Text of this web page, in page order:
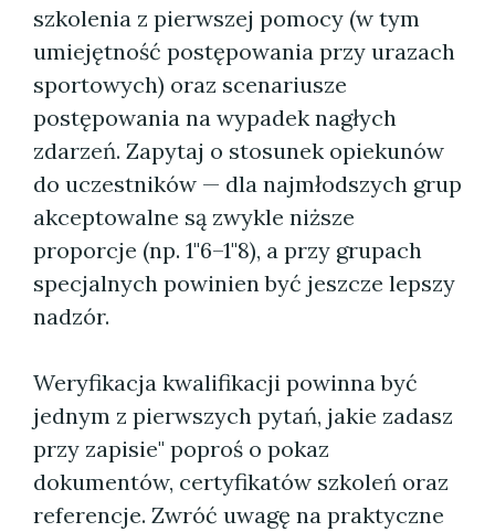
szkolenia z pierwszej pomocy (w tym
umiejętność postępowania przy urazach
sportowych) oraz scenariusze
postępowania na wypadek nagłych
zdarzeń. Zapytaj o stosunek opiekunów
do uczestników — dla najmłodszych grup
akceptowalne są zwykle niższe
proporcje (np. 1"6–1"8), a przy grupach
specjalnych powinien być jeszcze lepszy
nadzór.
Weryfikacja kwalifikacji powinna być
jednym z pierwszych pytań, jakie zadasz
przy zapisie" poproś o pokaz
dokumentów, certyfikatów szkoleń oraz
referencje. Zwróć uwagę na praktyczne